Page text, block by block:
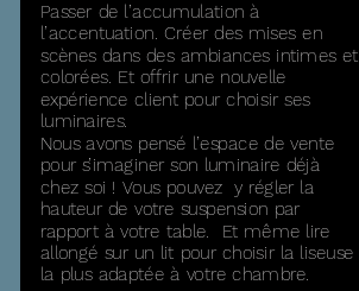
Passer de l’accumulation à
l’accentuation. Créer des mises en
scènes dans des ambiances intimes et
colorées. Et offrir une nouvelle
expérience client pour choisir ses
luminaires.
Nous avons pensé l’espace de vente
pour s’imaginer son luminaire déjà
chez soi ! Vous pouvez y régler la
hauteur de votre suspension par
rapport à votre table. Et même lire
allongé sur un lit pour choisir la liseuse
la plus adaptée à votre chambre.